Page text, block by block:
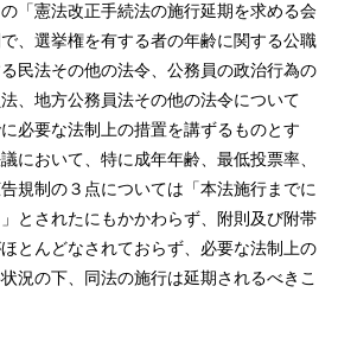
「憲法改正手続法の施行延期を求める会
、選挙権を有する者の年齢に関する公職
民法その他の法令、公務員の政治行為の
、地方公務員法その他の法令について
必要な法制上の措置を講ずるものとす
において、特に成年年齢、最低投票率、
規制の３点については「本法施行までに
とされたにもかかわらず、附則及び附帯
とんどなされておらず、必要な法制上の
況の下、同法の施行は延期されるべきこ